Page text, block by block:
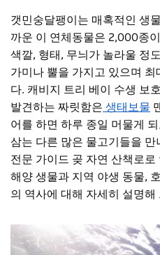
갯민숭달팽이는 매혹적인 생
까운 이 연체동물은 2,000종
색깔, 형태, 무늬가 놀라울 정
가미나 뿔을 가지고 있으며
다. 캐비지 트리 베이 수생 보
발견하는 짜릿함은 생태보물
어를 하면 하루 종일 머물게
삼는 다른 많은 물고기들을 만
전문 가이드 곶 자연 산책로
해양 생물과 지역 야생 동물,
의 역사에 대해 자세히 설명해